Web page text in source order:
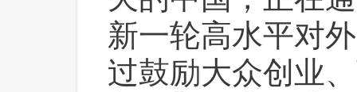
新一轮高水平对
过鼓励大众创业